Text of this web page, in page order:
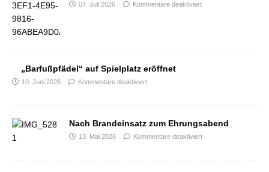
07. Juli 2026 Kommentare deaktiviert
„Barfußpfädel“ auf Spielplatz eröffnet
10. Juni 2026 Kommentare deaktiviert
Nach Brandeinsatz zum Ehrungsabend
13. Mai 2026 Kommentare deaktiviert